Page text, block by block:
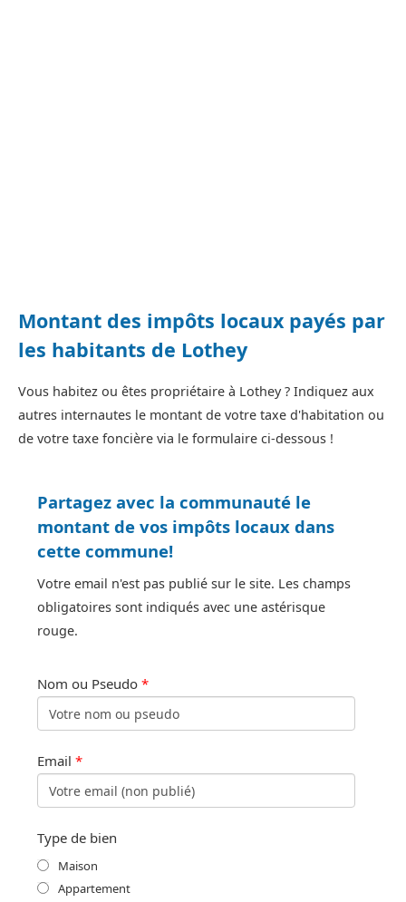
Montant des impôts locaux payés par
les habitants de Lothey
Vous habitez ou êtes propriétaire à Lothey ? Indiquez aux
autres internautes le montant de votre taxe d'habitation ou
de votre taxe foncière via le formulaire ci-dessous !
Partagez avec la communauté le
montant de vos impôts locaux dans
cette commune!
Votre email n'est pas publié sur le site. Les champs
obligatoires sont indiqués avec une astérisque
rouge.
Nom ou Pseudo *
Email *
Type de bien
Maison
Appartement